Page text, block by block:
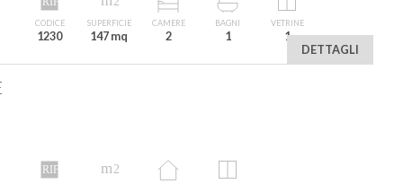
CODICE
1230
SUPERFICIE
147 mq
CAMERE
2
BAGNI
1
VETRINE
1
DETTAGLI